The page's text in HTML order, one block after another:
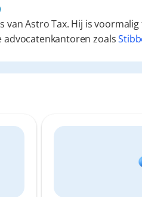
van Astro Tax. Hij is
advocatenkantoren zoals